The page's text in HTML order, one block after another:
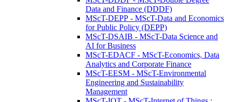
Data and Finance (DDDF)
MScT-DEPP - MScT-Data and Economics
for Public Policy (DEPP)
MScT-DSAIB - MScT-Data Science and
AI for Business
MScT-EDACF - MScT-Economics, Data
Analytics and Corporate Finance
MScT-EESM - MScT-Environmental
Engineering and Sustainability
Management